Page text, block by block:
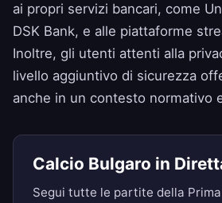
ai propri servizi bancari, come
DSK Bank, e alle piattaforme
Inoltre, gli utenti attenti alla
livello aggiuntivo di sicurezza
anche in un contesto normativo
Calcio Bulgaro in
Segui tutte le partite della